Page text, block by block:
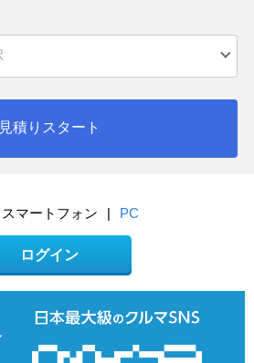
見積りスタート
スマートフォン | PC
ログイン